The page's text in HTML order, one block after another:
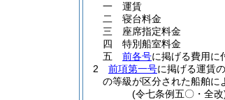
一
運賃
二
寝台料金
三
座席指定料金
四
特別船室料金
五
前各号に掲げる費用に
2
前項第一号に掲げる運賃
の等級が区分された船舶に
(令七条例五〇・全改